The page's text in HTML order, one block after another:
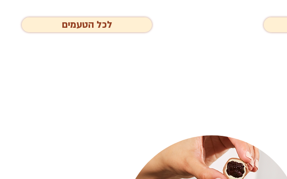
לכל הטעמים